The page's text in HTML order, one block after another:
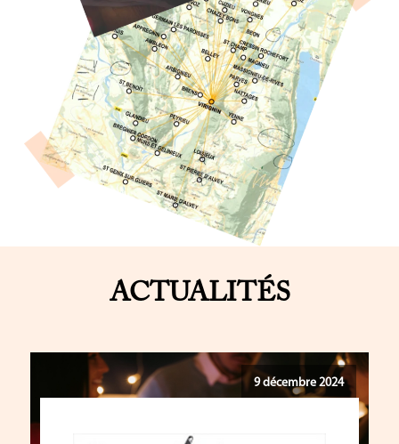
ACTUALITÉS
9 décembre 2024